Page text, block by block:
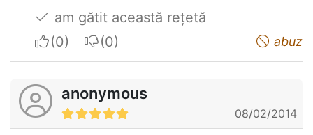
am gătit această rețetă
I apreciateI do not appreciate abuz
anonymous
08/02/2014